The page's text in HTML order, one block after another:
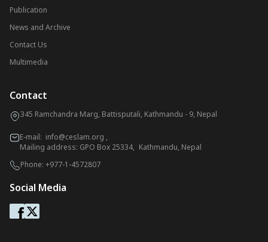
Publication
News and Archive
Contact Us
Multimedia
Contact
345 Ramchandra Marg, Battisputali, Kathmandu - 9, Nepal
E-mail: info@ceslam.org ,
Mailing address: GPO Box 25334, Kathmandu, Nepal
Phone: +977-1-4572807
Social Media